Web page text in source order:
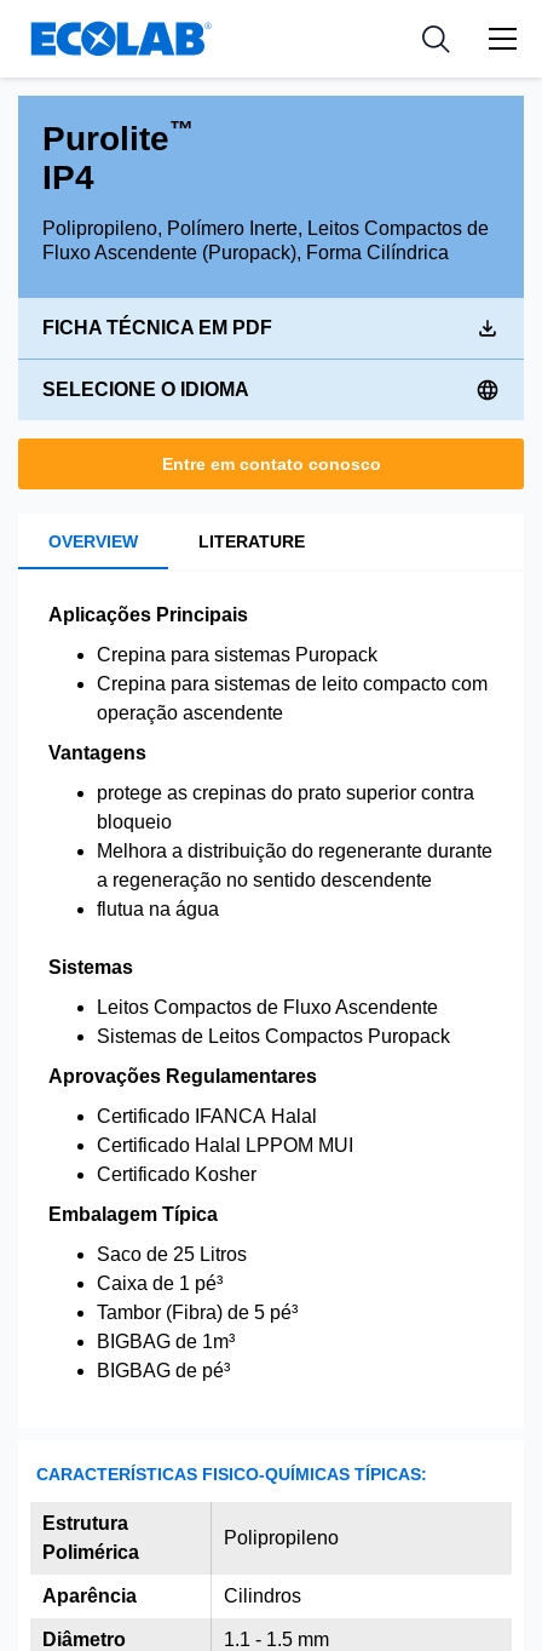
Resources
Aplicações
Medical Devices and Diagnostics
Empresa
Tipo de Produto
Purolite™
IP4
Polipropileno, Polímero Inerte, Leitos Compactos de
Fluxo Ascendente (Puropack), Forma Cilíndrica
FICHA TÉCNICA EM PDF
SELECIONE O IDIOMA
Entre em contato conosco
OVERVIEW LITERATURE
Aplicações Principais
Crepina para sistemas Puropack
Crepina para sistemas de leito compacto com
operação ascendente
Vantagens
protege as crepinas do prato superior contra
bloqueio
Melhora a distribuição do regenerante durante
a regeneração no sentido descendente
flutua na água
Sistemas
Leitos Compactos de Fluxo Ascendente
Sistemas de Leitos Compactos Puropack
Aprovações Regulamentares
Certificado IFANCA Halal
Certificado Halal LPPOM MUI
Certificado Kosher
Embalagem Típica
Saco de 25 Litros
Caixa de 1 pé³
Tambor (Fibra) de 5 pé³
BIGBAG de 1m³
BIGBAG de pé³
CARACTERÍSTICAS FISICO-QUÍMICAS TÍPICAS:
Polipropileno
Cilindros
1.1 - 1.5 mm
Estrutura
Polimérica
Aparência
Diâmetro